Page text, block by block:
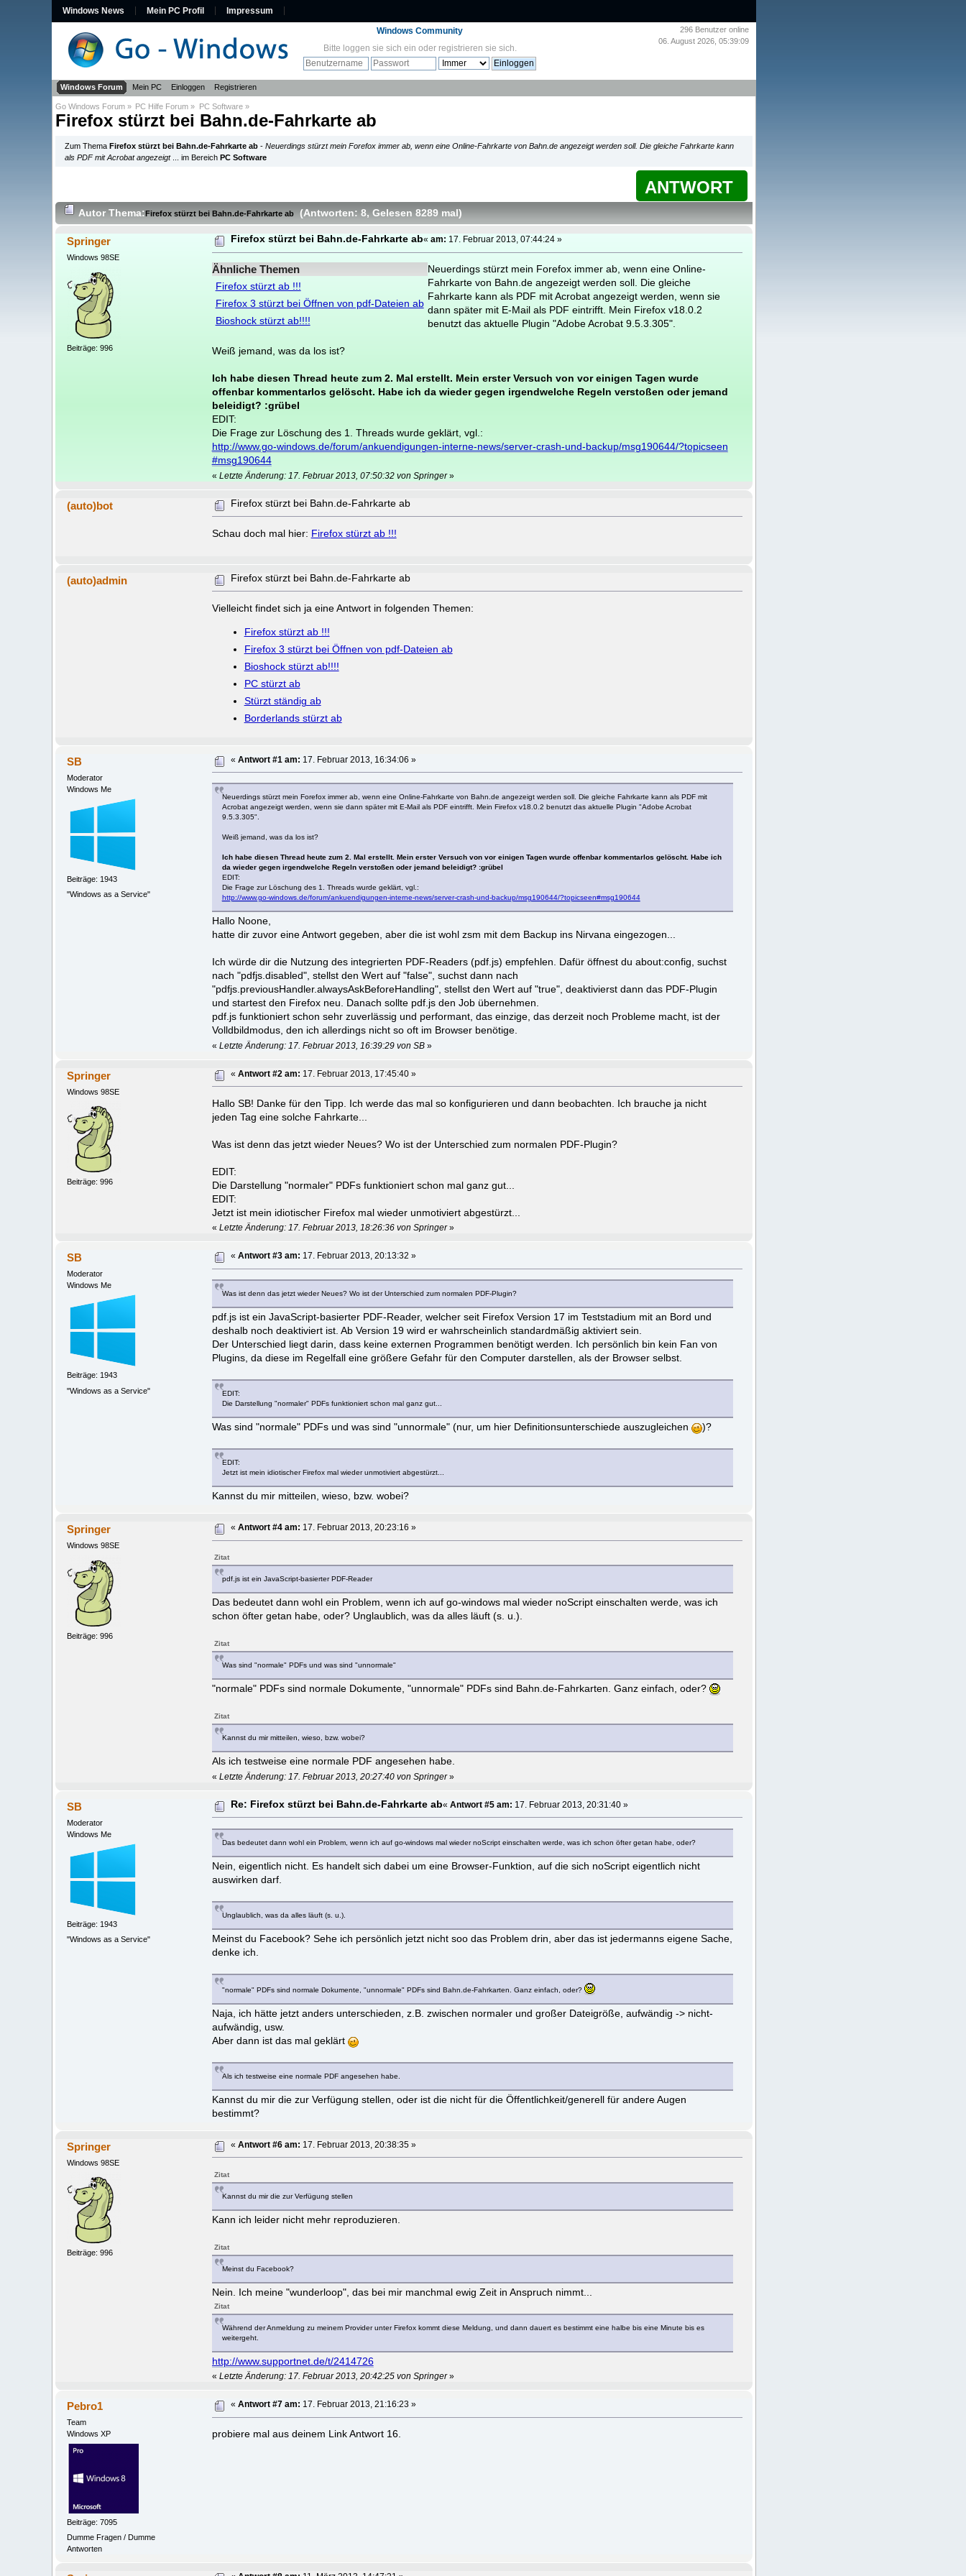
Windows News Mein PC Profil Impressum
296 Benutzer online
06. August 2026, 05:39:09
Windows Community
Bitte loggen sie sich ein oder registrieren sie sich.
Windows Forum Mein PC Einloggen Registrieren
Go Windows Forum » PC Hilfe Forum » PC Software»
Firefox stürzt bei Bahn.de-Fahrkarte ab
Zum ThemaFirefox stürzt bei Bahn.de-Fahrkarte ab -Neuerdings stürzt mein Forefox immer ab, wenn eine Online-Fahrkarte von Bahn.de angezeigt werden soll. Die gleiche Fahrkarte kann
als PDF mit Acrobat angezeigt
... im BereichPC Software
ANTWORT
AutorThema: Firefox stürzt bei Bahn.de-Fahrkarte ab (Antworten: 8, Gelesen 8289 mal )
Springer
Windows 98SE
Beiträge: 996
Firefox stürzt bei Bahn.de-Fahrkarte ab«am: 17. Februar 2013, 07:44:24 »
Ähnliche Themen
Firefox stürzt ab !!!
Firefox 3 stürzt bei Öffnen von pdf-Dateien ab
Bioshock stürzt ab!!!!
Neuerdings stürzt mein Forefox immer ab, wenn eine Online-
Fahrkarte von Bahn.de angezeigt werden soll. Die gleiche
Fahrkarte kann als PDF mit Acrobat angezeigt werden, wenn sie
dann später mit E-Mail als PDF eintrifft. Mein Firefox v18.0.2
benutzt das aktuelle Plugin "Adobe Acrobat 9.5.3.305".
Weiß jemand, was da los ist?
Ich habe diesen Thread heute zum 2. Mal erstellt. Mein erster Versuch von vor einigen Tagen wurde
offenbar kommentarlos gelöscht. Habe ich da wieder gegen irgendwelche Regeln verstoßen oder jemand
beleidigt? :grübel
EDIT:
Die Frage zur Löschung des 1. Threads wurde geklärt, vgl.:
http://www.go-windows.de/forum/ankuendigungen-interne-news/server-crash-und-backup/msg190644/?topicseen
#msg190644
« Letzte Änderung: 17. Februar 2013, 07:50:32 von Springer»
(auto)bot Firefox stürzt bei Bahn.de-Fahrkarte ab
Schau doch mal hier: Firefox stürzt ab !!!
(auto)admin Firefox stürzt bei Bahn.de-Fahrkarte ab
Vielleicht findet sich ja eine Antwort in folgenden Themen:
Firefox stürzt ab !!!
Firefox 3 stürzt bei Öffnen von pdf-Dateien ab
Bioshock stürzt ab!!!!
PC stürzt ab
Stürzt ständig ab
Borderlands stürzt ab
SB
Moderator
Windows Me
Beiträge: 1943
"Windows as a Service"
«Antwort #1 am: 17. Februar 2013, 16:34:06 »
Neuerdings stürzt mein Forefox immer ab, wenn eine Online-Fahrkarte von Bahn.de angezeigt werden soll. Die gleiche Fahrkarte kann als PDF mit
Acrobat angezeigt werden, wenn sie dann später mit E-Mail als PDF eintrifft. Mein Firefox v18.0.2 benutzt das aktuelle Plugin "Adobe Acrobat
9.5.3.305".
Weiß jemand, was da los ist?
Ich habe diesen Thread heute zum 2. Mal erstellt. Mein erster Versuch von vor einigen Tagen wurde offenbar kommentarlos gelöscht. Habe ich
da wieder gegen irgendwelche Regeln verstoßen oder jemand beleidigt? :grübel
EDIT:
Die Frage zur Löschung des 1. Threads wurde geklärt, vgl.:
http://www.go-windows.de/forum/ankuendigungen-interne-news/server-crash-und-backup/msg190644/?topicseen#msg190644
Hallo Noone,
hatte dir zuvor eine Antwort gegeben, aber die ist wohl zsm mit dem Backup ins Nirvana eingezogen...
Ich würde dir die Nutzung des integrierten PDF-Readers (pdf.js) empfehlen. Dafür öffnest du about:config, suchst
nach "pdfjs.disabled", stellst den Wert auf "false", suchst dann nach
"pdfjs.previousHandler.alwaysAskBeforeHandling", stellst den Wert auf "true", deaktivierst dann das PDF-Plugin
und startest den Firefox neu. Danach sollte pdf.js den Job übernehmen.
pdf.js funktioniert schon sehr zuverlässig und performant, das einzige, das derzeit noch Probleme macht, ist der
Volldbildmodus, den ich allerdings nicht so oft im Browser benötige.
« Letzte Änderung: 17. Februar 2013, 16:39:29 von SB»
Springer
Windows 98SE
Beiträge: 996
«Antwort #2 am: 17. Februar 2013, 17:45:40 »
Hallo SB! Danke für den Tipp. Ich werde das mal so konfigurieren und dann beobachten. Ich brauche ja nicht
jeden Tag eine solche Fahrkarte...
Was ist denn das jetzt wieder Neues? Wo ist der Unterschied zum normalen PDF-Plugin?
EDIT:
Die Darstellung "normaler" PDFs funktioniert schon mal ganz gut...
EDIT:
Jetzt ist mein idiotischer Firefox mal wieder unmotiviert abgestürzt...
« Letzte Änderung: 17. Februar 2013, 18:26:36 von Springer»
SB
Moderator
Windows Me
Beiträge: 1943
"Windows as a Service"
«Antwort #3 am: 17. Februar 2013, 20:13:32 »
Was ist denn das jetzt wieder Neues? Wo ist der Unterschied zum normalen PDF-Plugin?
pdf.js ist ein JavaScript-basierter PDF-Reader, welcher seit Firefox Version 17 im Teststadium mit an Bord und
deshalb noch deaktiviert ist. Ab Version 19 wird er wahrscheinlich standardmäßig aktiviert sein.
Der Unterschied liegt darin, dass keine externen Programmen benötigt werden. Ich persönlich bin kein Fan von
Plugins, da diese im Regelfall eine größere Gefahr für den Computer darstellen, als der Browser selbst.
EDIT:
Die Darstellung "normaler" PDFs funktioniert schon mal ganz gut...
Was sind "normale" PDFs und was sind "unnormale" (nur, um hier Definitionsunterschiede auszugleichen )?
EDIT:
Jetzt ist mein idiotischer Firefox mal wieder unmotiviert abgestürzt...
Kannst du mir mitteilen, wieso, bzw. wobei?
Springer
Windows 98SE
Beiträge: 996
«Antwort #4 am: 17. Februar 2013, 20:23:16 »
Zitat
pdf.js ist ein JavaScript-basierter PDF-Reader
Das bedeutet dann wohl ein Problem, wenn ich auf go-windows mal wieder noScript einschalten werde, was ich
schon öfter getan habe, oder? Unglaublich, was da alles läuft (s. u.).
Zitat
Was sind "normale" PDFs und was sind "unnormale"
"normale" PDFs sind normale Dokumente, "unnormale" PDFs sind Bahn.de-Fahrkarten. Ganz einfach, oder?
Zitat
Kannst du mir mitteilen, wieso, bzw. wobei?
Als ich testweise eine normale PDF angesehen habe.
« Letzte Änderung: 17. Februar 2013, 20:27:40 von Springer»
SB
Moderator
Windows Me
Beiträge: 1943
"Windows as a Service"
Re: Firefox stürzt bei Bahn.de-Fahrkarte ab«Antwort #5 am: 17. Februar 2013, 20:31:40 »
Das bedeutet dann wohl ein Problem, wenn ich auf go-windows mal wieder noScript einschalten werde, was ich schon öfter getan habe, oder?
Nein, eigentlich nicht. Es handelt sich dabei um eine Browser-Funktion, auf die sich noScript eigentlich nicht
auswirken darf.
Unglaublich, was da alles läuft (s. u.).
Meinst du Facebook? Sehe ich persönlich jetzt nicht soo das Problem drin, aber das ist jedermanns eigene Sache,
denke ich.
"normale" PDFs sind normale Dokumente, "unnormale" PDFs sind Bahn.de-Fahrkarten. Ganz einfach, oder?
Naja, ich hätte jetzt anders unterschieden, z.B. zwischen normaler und großer Dateigröße, aufwändig -> nicht-
aufwändig, usw.
Aber dann ist das mal geklärt
Als ich testweise eine normale PDF angesehen habe.
Kannst du mir die zur Verfügung stellen, oder ist die nicht für die Öffentlichkeit/generell für andere Augen
bestimmt?
Springer
Windows 98SE
Beiträge: 996
«Antwort #6 am: 17. Februar 2013, 20:38:35 »
Zitat
Kannst du mir die zur Verfügung stellen
Kann ich leider nicht mehr reproduzieren.
Zitat
Meinst du Facebook?
Nein. Ich meine "wunderloop", das bei mir manchmal ewig Zeit in Anspruch nimmt...
Zitat
Während der Anmeldung zu meinem Provider unter Firefox kommt diese Meldung, und dann dauert es bestimmt eine halbe bis eine Minute bis es
weitergeht.
http://www.supportnet.de/t/2414726
« Letzte Änderung: 17. Februar 2013, 20:42:25 von Springer»
Pebro1
Team
Windows XP
Beiträge: 7095
Dumme Fragen / Dumme
Antworten
«Antwort #7 am: 17. Februar 2013, 21:16:23 »
probiere mal aus deinem Link Antwort 16.